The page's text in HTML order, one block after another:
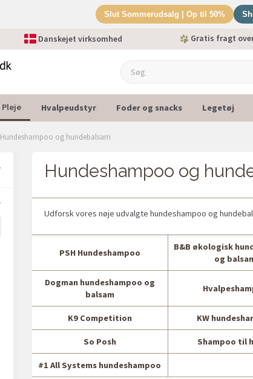
Slut Sommerudsalg | Op til 50%
Danskejet virksomhed Gratis fragt
Pleje Hvalpeudstyr Foder og snacks Legetøj
Hundeshampoo og hundebalsam
Hundeshampoo og
Udforsk vores nøje udvalgte hundeshampoo og
PSH Hundeshampoo
B&B økologisk
og
Dogman hundeshampoo og
balsam
K9 Competition KW
So Posh Shampoo til
#1 All Systems hundeshampoo